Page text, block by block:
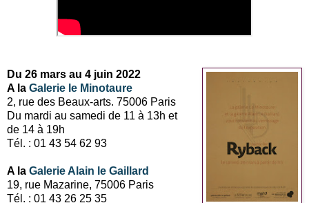
Du 26 mars au 4 juin 2022
A la Galerie le Minotaure
2, rue des Beaux-arts. 75006 Paris
Du mardi au samedi de 11 à 13h et
de 14 à 19h
Tél. : 01 43 54 62 93
A la Galerie Alain le Gaillard
19, rue Mazarine, 75006 Paris
Tél. : 01 43 26 25 35